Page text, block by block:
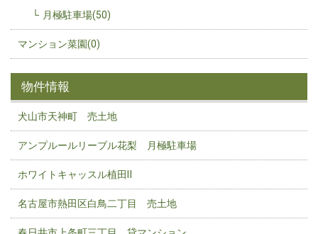
月極駐車場(50)
マンション菜園(0)
物件情報
犬山市天神町 売土地
アンプルールリーブル花梨 月極駐車場
ホワイトキャッスル植田Ⅱ
名古屋市熱田区白鳥二丁目 売土地